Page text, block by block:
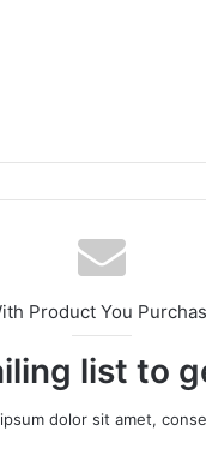
Product You
list to
dolor sit amet,